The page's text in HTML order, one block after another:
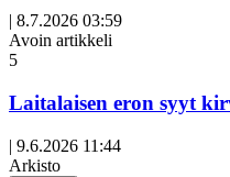
| 8.7.2026 03:59
Avoin artikkeli
5
Laitalaisen eron syyt
| 9.6.2026 11:44
Arkisto